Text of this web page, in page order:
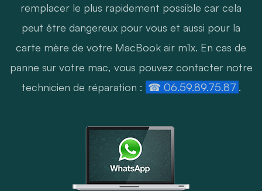
remplacer le plus rapidement possible car cela
peut être dangereux pour vous et aussi pour la
carte mère de votre MacBook air m1x. En cas de
panne sur votre mac, vous pouvez contacter notre
technicien de réparation : ☎ 06.59.89.75.87 .